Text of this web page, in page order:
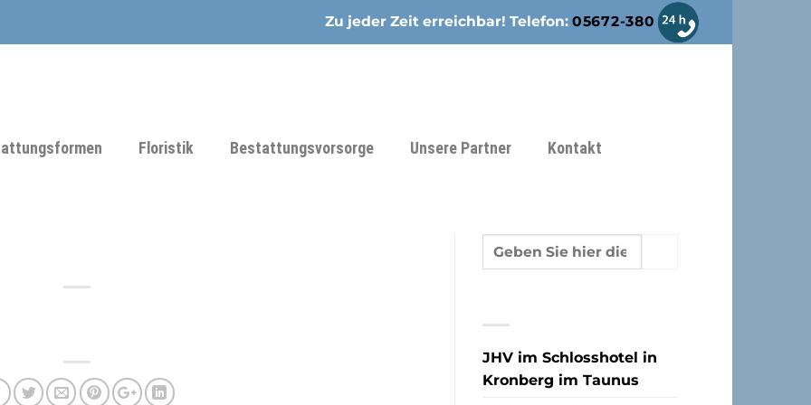
Zu jeder Zeit erreichbar! Telefon: 05672-380
Floristik Bestattungsvorsorge Unsere Partner Kontakt
JHV im Schlosshotel in
Kronberg im Taunus